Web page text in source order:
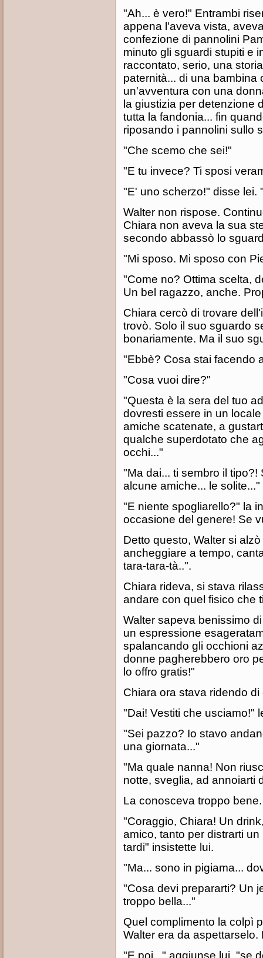
"Ah... è vero!" Entrambi
appena l'aveva vista,
confezione di pannolini
minuto gli sguardi stupiti e
raccontato, serio, una
paternità... di una bambina
un'avventura con una
la giustizia per detenzione
tutta la fandonia... fin
riposando i pannolini sullo
"Che scemo che sei!"
"E tu invece? Ti sposi
"E' uno scherzo!" disse lei.
Walter non rispose.
Chiara non aveva la sua
secondo abbassò lo
"Mi sposo. Mi sposo con
"Come no? Ottima scelta,
Un bel ragazzo, anche.
Chiara cercò di trovare
trovò. Solo il suo sguardo
bonariamente. Ma il suo
"Ebbè? Cosa stai facendo
"Cosa vuoi dire?"
"Questa è la sera del tuo
dovresti essere in un
amiche scatenate, a
qualche superdotato che
occhi..."
"Ma dai... ti sembro il
alcune amiche... le solite..."
"E niente spogliarello?" la
occasione del genere! Se
Detto questo, Walter si
ancheggiare a tempo,
tara-tara-tà..".
Chiara rideva, si stava
andare con quel fisico che
Walter sapeva benissimo
un espressione
spalancando gli occhioni
donne pagherebbero oro
lo offro gratis!"
Chiara ora stava ridendo di
"Dai! Vestiti che usciamo!"
"Sei pazzo? Io stavo
una giornata..."
"Ma quale nanna! Non
notte, sveglia, ad annoiarti
La conosceva troppo
"Coraggio, Chiara! Un
amico, tanto per distrarti
tardi" insistette lui.
"Ma... sono in pigiama...
"Cosa devi prepararti? Un
troppo bella..."
Quel complimento la colpì
Walter era da
"E poi..." aggiunse lui, "se